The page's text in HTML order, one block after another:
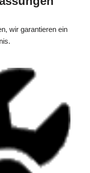
wir garantieren ein